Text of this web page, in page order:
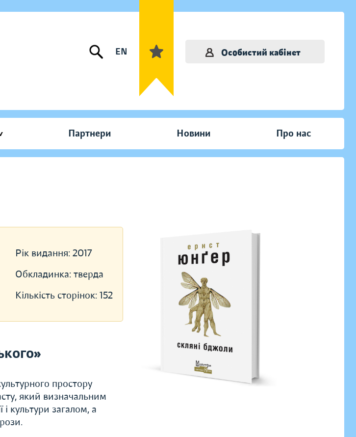
EN Особистий кабінет
Партнери Новини Про нас
Рік видання: 2017
Обкладинка: тверда
Кількість сторінок: 152
простору
який визначальним
і культури загалом, а